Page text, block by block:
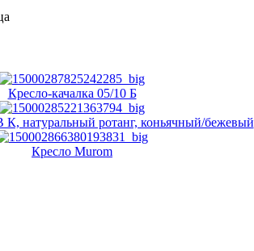
Кресло-качалка 05/10 Б
К, натуральный ротанг, коньячный/бежевый
Кресло Murom